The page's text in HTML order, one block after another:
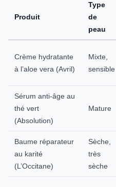
Produit
Type
de
peau
Crème hydratante
à l’aloe vera (Avril)
Mixte,
sensible
Sérum anti-âge au
thé vert
(Absolution)
Mature
Baume réparateur
au karité
(L’Occitane)
Sèche,
très
sèche